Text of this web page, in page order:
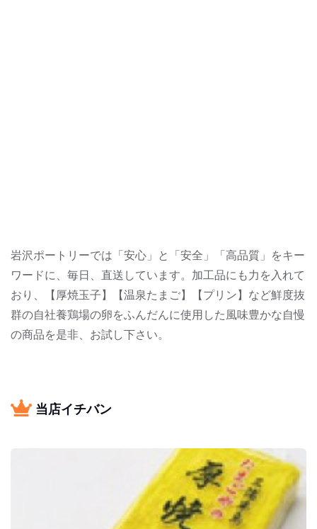
岩沢ポートリーでは「安心」と「安全」「高品質」をキー
ワードに、毎日、直送しています。加工品にも力を入れて
おり、【厚焼玉子】【温泉たまご】【プリン】など鮮度抜
群の自社養鶏場の卵をふんだんに使用した風味豊かな自慢
の商品を是非、お試し下さい。
当店イチバン